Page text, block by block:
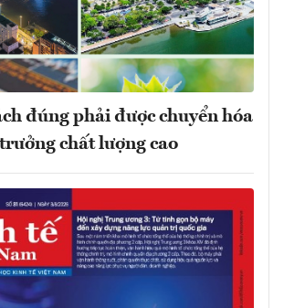
đúng phải được chuyển hóa
chất lượng cao